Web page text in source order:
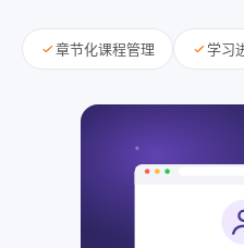
章节化课程管理 学习